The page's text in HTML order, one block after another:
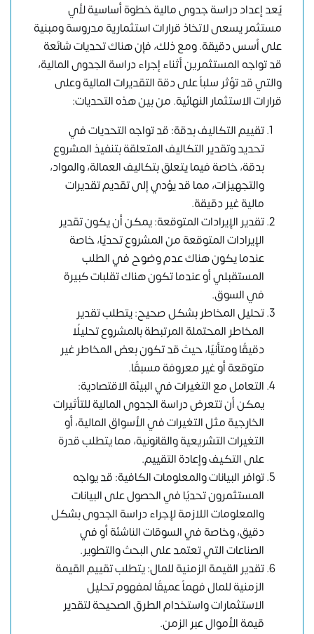
يُعد إعداد دراسة جدوى مالية خطوة أساسية لأي
مستثمر يسعى لاتخاذ قرارات استثمارية مدروسة ومبنية
على أسس دقيقة. ومع ذلك، فإن هناك تحديات شائعة
قد تواجه المستثمرين أثناء إجراء دراسة الجدوى المالية،
والتي قد تؤثر سلباً على دقة التقديرات المالية وعلى
قرارات الاستثمار النهائية. من بين هذه التحديات:
تقييم التكاليف بدقة: قد تواجه التحديات في
تحديد وتقدير التكاليف المتعلقة بتنفيذ المشروع
بدقة، خاصة فيما يتعلق بتكاليف العمالة، والمواد،
والتجهيزات، مما قد يؤدي إلى تقديم تقديرات
مالية غير دقيقة.
تقدير الإيرادات المتوقعة: يمكن أن يكون تقدير
الإيرادات المتوقعة من المشروع تحديًا، خاصة
عندما يكون هناك عدم وضوح في الطلب
المستقبلي أو عندما تكون هناك تقلبات كبيرة
في السوق.
تحليل المخاطر بشكل صحيح: يتطلب تقدير
المخاطر المحتملة المرتبطة بالمشروع تحليلًا
دقيقًا ومتأنيًا، حيث قد تكون بعض المخاطر غير
متوقعة أو غير معروفة مسبقًا.
التعامل مع التغيرات في البيئة الاقتصادية:
يمكن أن تتعرض دراسة الجدوى المالية للتأثيرات
الخارجية مثل التغيرات في الأسواق المالية، أو
التغيرات التشريعية والقانونية، مما يتطلب قدرة
على التكيف وإعادة التقييم.
توافر البيانات والمعلومات الكافية: قد يواجه
المستثمرون تحديًا في الحصول على البيانات
والمعلومات اللازمة لإجراء دراسة الجدوى بشكل
دقيق، وخاصة في السوقات الناشئة أو في
الصناعات التي تعتمد على البحث والتطوير.
تقدير القيمة الزمنية للمال: يتطلب تقييم القيمة
الزمنية للمال فهماً عميقًا لمفهوم تحليل
الاستثمارات واستخدام الطرق الصحيحة لتقدير
قيمة الأموال عبر الزمن.